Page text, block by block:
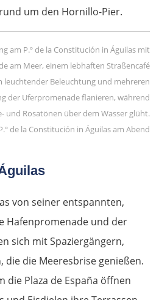
um den Hornillo-Pier.
de la Constitución in Águilas am Abend
von seiner entspannten,
Hafenpromenade und der
sich mit Spaziergängern,
die die Meeresbrise genießen.
die Plaza de España öffnen